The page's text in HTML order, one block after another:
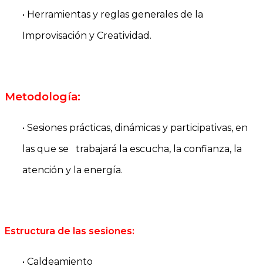
• Herramientas y reglas generales de la
Improvisación y Creatividad.
Metodología:
• Sesiones prácticas, dinámicas y participativas, en
las que se trabajará la escucha, la confianza, la
atención y la energía.
Estructura de las sesiones:
• Caldeamiento